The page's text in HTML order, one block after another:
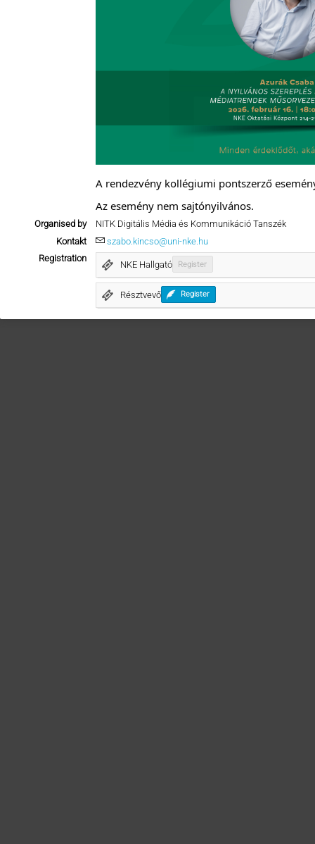
A rendezvény kollégiumi pontszerző
Az esemény nem sajtónyilvános.
Organised by
NITK Digitális Média és Kommunikáció Tanszék
Kontakt
szabo.kincso@uni-nke.hu
Registration
NKE Hallgató Register
Résztvevő Register